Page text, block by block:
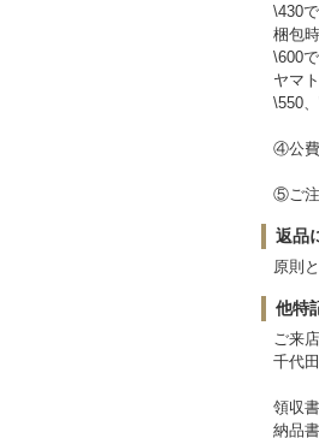
\430
梱包
\600
ヤマ
\550
④公費
⑤ご注
返品
原則
他特
ご来
千代
領収
納品